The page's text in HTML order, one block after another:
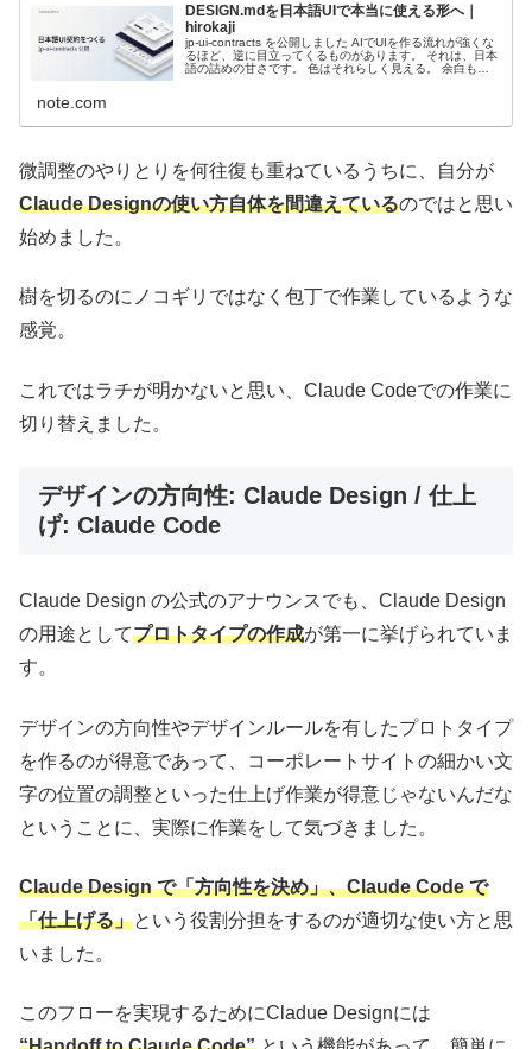
DESIGN.mdを日本語UIで本当に使える形へ｜
hirokaji
jp-ui-contracts を公開しました AIでUIを作る流れが強くな
るほど、逆に目立ってくるものがあります。 それは、日本
語の詰めの甘さです。 色はそれらしく見える。 余白もそ
note.com
微調整のやりとりを何往復も重ねているうちに、自分が
Claude Designの使い方自体を間違えているのではと思い
始めました。
樹を切るのにノコギリではなく包丁で作業しているような
感覚。
これではラチが明かないと思い、Claude Codeでの作業に
切り替えました。
デザインの方向性: Claude Design / 仕上
げ: Claude Code
Claude Design の公式のアナウンスでも、Claude Design
の用途としてプロトタイプの作成が第一に挙げられていま
す。
デザインの方向性やデザインルールを有したプロトタイプ
を作るのが得意であって、コーポレートサイトの細かい文
字の位置の調整といった仕上げ作業が得意じゃないんだな
ということに、実際に作業をして気づきました。
Claude Design で「方向性を決め」、Claude Code で
「仕上げる」という役割分担をするのが適切な使い方と思
いました。
このフローを実現するためにCladue Designには